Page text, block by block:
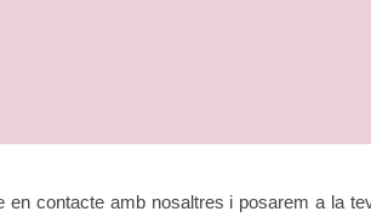
contacte amb nosaltres i posarem a la